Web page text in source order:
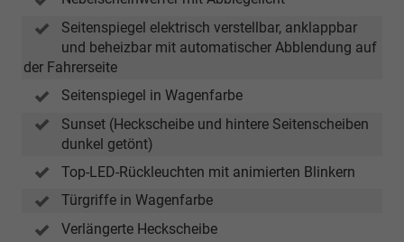
Seitenspiegel elektrisch verstellbar, anklappbar
und beheizbar mit automatischer Abblendung auf
der Fahrerseite
Seitenspiegel in Wagenfarbe
Sunset (Heckscheibe und hintere Seitenscheiben
dunkel getönt)
Top-LED-Rückleuchten mit animierten Blinkern
Türgriffe in Wagenfarbe
Verlängerte Heckscheibe